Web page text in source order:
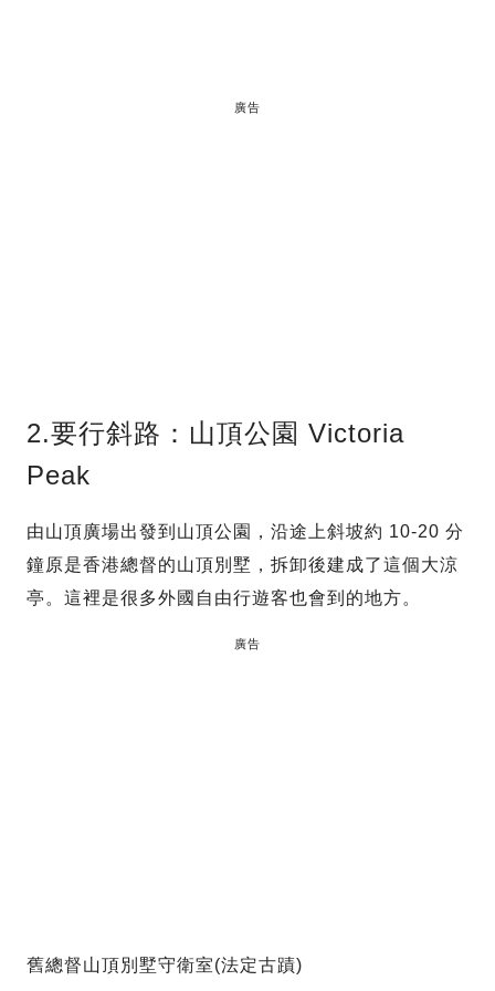
廣告
2.要行斜路：山頂公園 Victoria
Peak
由山頂廣場出發到山頂公園，沿途上斜坡約 10-20 分
鐘原是香港總督的山頂別墅，拆卸後建成了這個大涼
亭。這裡是很多外國自由行遊客也會到的地方。
廣告
舊總督山頂別墅守衛室(法定古蹟)